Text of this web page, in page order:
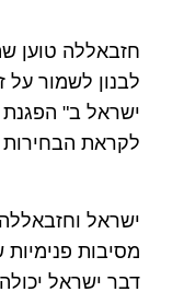
חזבאללה טוען
לבנון לשמור על
ישראל ב" הפגנת
לקראת
ישראל וחזבאללה
מסיבות
דבר ישראל